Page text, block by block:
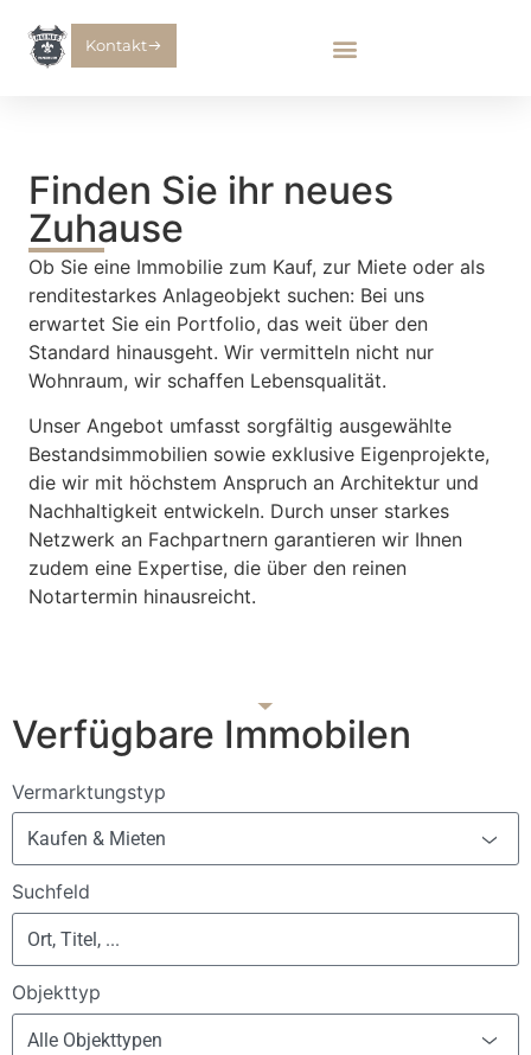
Kontakt
Finden Sie ihr neues
Zuhause
Ob Sie eine Immobilie zum Kauf, zur Miete oder als
renditestarkes Anlageobjekt suchen: Bei uns
erwartet Sie ein Portfolio, das weit über den
Standard hinausgeht. Wir vermitteln nicht nur
Wohnraum, wir schaffen Lebensqualität.
Unser Angebot umfasst sorgfältig ausgewählte
Bestandsimmobilien sowie exklusive Eigenprojekte,
die wir mit höchstem Anspruch an Architektur und
Nachhaltigkeit entwickeln. Durch unser starkes
Netzwerk an Fachpartnern garantieren wir Ihnen
zudem eine Expertise, die über den reinen
Notartermin hinausreicht.
Verfügbare Immobilen
Vermarktungstyp
Kaufen & Mieten
Suchfeld
Objekttyp
Alle Objekttypen